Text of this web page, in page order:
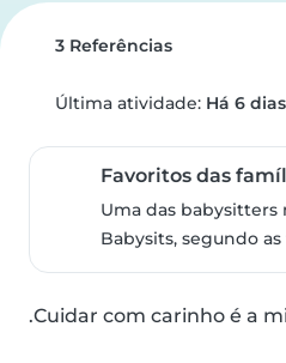
3 Referências
Última atividade: Há 6 dias
Favoritos das
Uma das babysitters
Babysits, segundo
.Cuidar com carinho é a